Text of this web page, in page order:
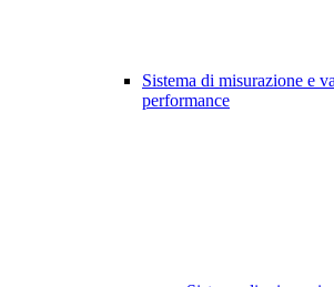
Sistema di misurazione e
performance